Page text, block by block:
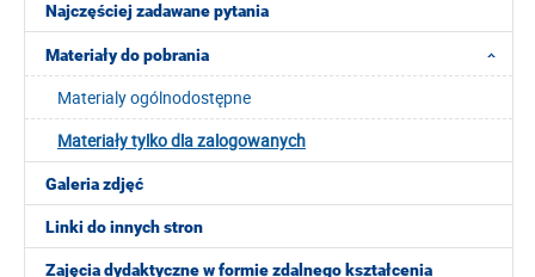
Najczęściej zadawane pytania
Materiały do pobrania
Materialy ogólnodostępne
Materiały tylko dla zalogowanych
Galeria zdjęć
Linki do innych stron
Zajęcia dydaktyczne w formie zdalnego kształcenia